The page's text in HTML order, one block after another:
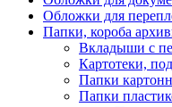
Обложки для
Папки, короба
Вкладыши с
Картотеки,
Папки
Папки